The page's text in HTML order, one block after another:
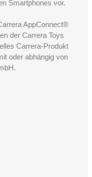
Smartphones vor.
AppConnect®
der Carrera Toys
Carrera-Produkt
oder abhängig von